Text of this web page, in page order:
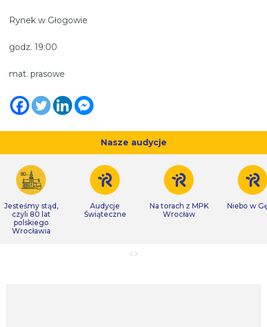
Rynek w Głogowie
godz. 19:00
mat. prasowe
Nasze audycje
Jesteśmy stąd,
czyli 80 lat
polskiego
Wrocławia
Audycje
Świąteczne
Na torach z MPK
Wrocław
Niebo w